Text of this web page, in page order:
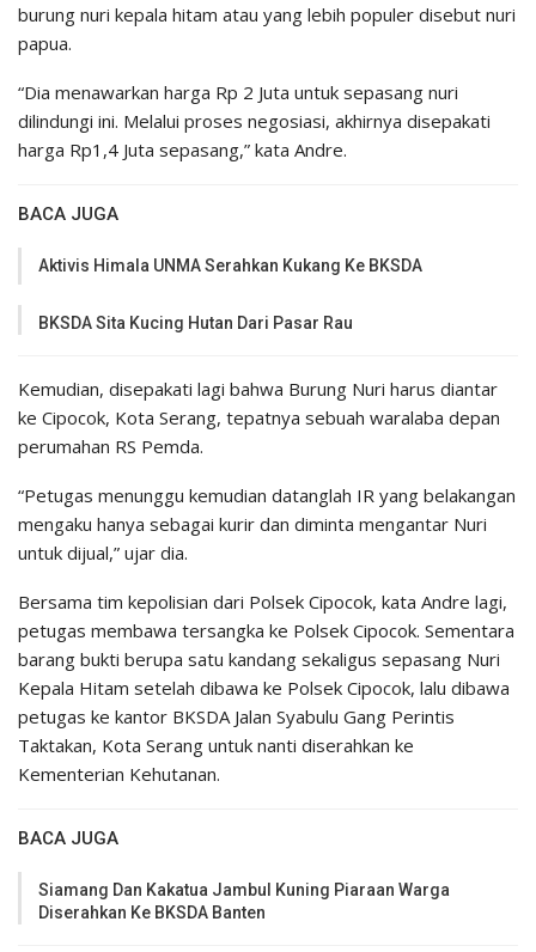
burung nuri kepala hitam atau yang lebih populer disebut nuri
papua.
“Dia menawarkan harga Rp 2 Juta untuk sepasang nuri
dilindungi ini. Melalui proses negosiasi, akhirnya disepakati
harga Rp1,4 Juta sepasang,” kata Andre.
BACA JUGA
Aktivis Himala UNMA Serahkan Kukang Ke BKSDA
BKSDA Sita Kucing Hutan Dari Pasar Rau
Kemudian, disepakati lagi bahwa Burung Nuri harus diantar
ke Cipocok, Kota Serang, tepatnya sebuah waralaba depan
perumahan RS Pemda.
“Petugas menunggu kemudian datanglah IR yang belakangan
mengaku hanya sebagai kurir dan diminta mengantar Nuri
untuk dijual,” ujar dia.
Bersama tim kepolisian dari Polsek Cipocok, kata Andre lagi,
petugas membawa tersangka ke Polsek Cipocok. Sementara
barang bukti berupa satu kandang sekaligus sepasang Nuri
Kepala Hitam setelah dibawa ke Polsek Cipocok, lalu dibawa
petugas ke kantor BKSDA Jalan Syabulu Gang Perintis
Taktakan, Kota Serang untuk nanti diserahkan ke
Kementerian Kehutanan.
BACA JUGA
Siamang Dan Kakatua Jambul Kuning Piaraan Warga
Diserahkan Ke BKSDA Banten